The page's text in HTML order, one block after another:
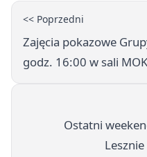
<< Poprzedni
Zajęcia pokazowe
godz. 16:00 w sali
Ostatni